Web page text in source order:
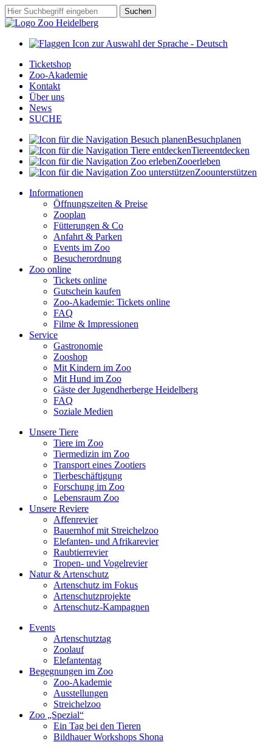
Zum
Hauptinhalt
springen
Suchbegriff Suchen
Ticketshop
Zoo-Akademie
Kontakt
Über uns
News
SUCHE
Besuchplanen
Tiereentdecken
Zooerleben
Zoounterstützen
Informationen
Öffnungszeiten & Preise
Zooplan
Fütterungen & Co
Anfahrt & Parken
Events im Zoo
Besucherordnung
Zoo online
Tickets online
Gutschein kaufen
Zoo-Akademie: Tickets online
FAQ
Filme & Impressionen
Service
Gastronomie
Zooshop
Mit Kindern im Zoo
Mit Hund im Zoo
Gäste der Jugendherberge Heidelberg
FAQ
Soziale Medien
Unsere Tiere
Tiere im Zoo
Tiermedizin im Zoo
Transport eines Zootiers
Tierbeschäftigung
Forschung im Zoo
Lebensraum Zoo
Unsere Reviere
Affenrevier
Bauernhof mit Streichelzoo
Elefanten- und Afrikarevier
Raubtierrevier
Tropen- und Vogelrevier
Natur & Artenschutz
Artenschutz im Fokus
Artenschutzprojekte
Artenschutz-Kampagnen
Events
Artenschutztag
Zoolauf
Elefantentag
Begegnungen im Zoo
Zoo-Akademie
Ausstellungen
Streichelzoo
Zoo „Spezial“
Ein Tag bei den Tieren
Bildhauer Workshops Shona